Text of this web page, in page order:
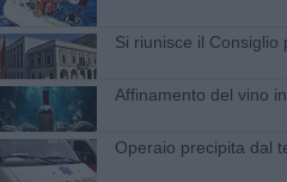
Si riunisce il Consiglio
Affinamento del vino
Operaio precipita dal